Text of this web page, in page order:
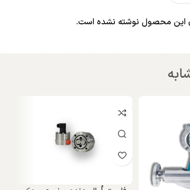
این محصول نوشته نشده است.